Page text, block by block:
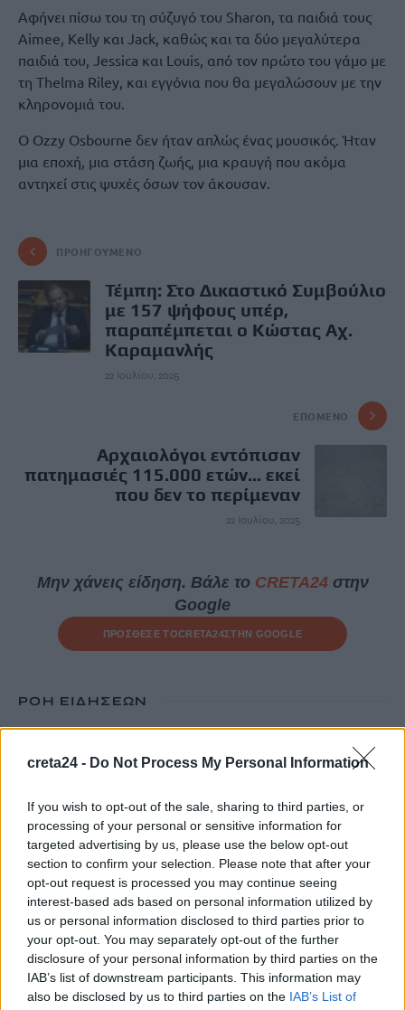
creta24 - Do Not Process My Personal Information
If you wish to opt-out of the sale, sharing to third parties, or
processing of your personal or sensitive information for
targeted advertising by us, please use the below opt-out
section to confirm your selection. Please note that after your
opt-out request is processed you may continue seeing
interest-based ads based on personal information utilized by
us or personal information disclosed to third parties prior to
your opt-out. You may separately opt-out of the further
disclosure of your personal information by third parties on the
IAB’s list of downstream participants. This information may
also be disclosed by us to third parties on the IAB’s List of
Αφήνει πίσω του τη σύζυγό του Sharon, τα παιδιά τους
Aimee, Kelly και Jack, καθώς και τα δύο μεγαλύτερα
παιδιά του, Jessica και Louis, από τον πρώτο του γάμο με
τη Thelma Riley, και εγγόνια που θα μεγαλώσουν με την
κληρονομιά του.
Ο Ozzy Osbourne δεν ήταν απλώς ένας μουσικός. Ήταν
μια εποχή, μια στάση ζωής, μια κραυγή που ακόμα
αντηχεί στις ψυχές όσων τον άκουσαν.
ΠΡΟΗΓΟΎΜΕΝΟ
Τέμπη: Στο Δικαστικό Συμβούλιο
με 157 ψήφους υπέρ,
παραπέμπεται ο Κώστας Αχ.
Καραμανλής
22 Ιουλίου, 2025
ΕΠΌΜΕΝΟ
Αρχαιολόγοι εντόπισαν
πατημασιές 115.000 ετών... εκεί
που δεν το περίμεναν
22 Ιουλίου, 2025
Μην χάνεις είδηση. Βάλε το CRETA24στην
Google
ΠΡΟΣΘΕΣΕ ΤΟCRETA24ΣΤΗΝ GOOGLE
ΡΟΗ ΕΙΔΗΣΕΩΝ
ακτή- Σε επιφυλακή για πλημμύρες, κατολισθήσεις
Ηράκλειο: Ο Χανς δόθηκε για υιοθεσία από το Κυνοκομείο και
σκοτώθηκε από τον ιδιοκτήτη του – Η καταγγελία της
«Σείριος»
9 Αυγούστου, 2026
Τραγωδία στα Μάλια: Νεκρός 64χρονος στη θάλασσα
9 Αυγούστου, 2026